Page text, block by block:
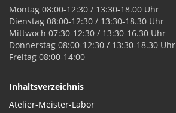
Montag 08:00-12:30 / 13:30-18.00 Uhr
Dienstag 08:00-12:30 / 13:30-18.30 Uhr
Mittwoch 07:30-12:30 / 13:30-16.30 Uhr
Donnerstag 08:00-12:30 / 13:30-18.30 Uhr
Freitag 08:00-14:00
Inhaltsverzeichnis
Atelier-Meister-Labor